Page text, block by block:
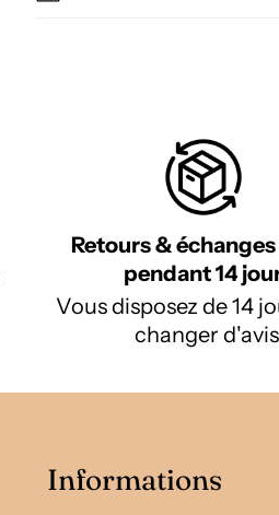
Retours &
pendant 14
Vous disposez de 14
changer
Informations